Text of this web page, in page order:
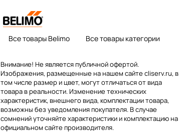
Все товары Belimo Все товары категории
Внимание! Не является публичной офертой.
Изображения, размещенные на нашем сайте cliserv.ru, в
том числе размер и цвет, могут отличаться от вида
товара в реальности. Изменение технических
характеристик, внешнего вида, комплектации товара,
возможны без уведомления покупателя. В случае
сомнений уточняйте характеристики и комплектацию на
официальном сайте производителя.